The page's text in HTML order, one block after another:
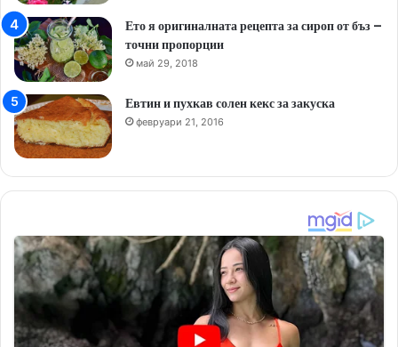
Ето я оригиналната рецепта за сироп от бъз –
точни пропорции
май 29, 2018
Евтин и пухкав солен кекс за закуска
февруари 21, 2016